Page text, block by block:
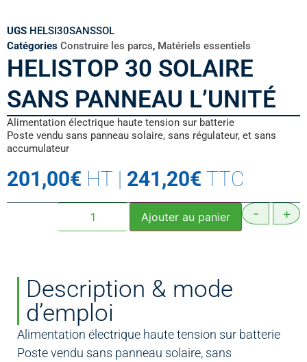
UGS HELSI30SANSSOL
Catégories Construire les parcs, Matériels essentiels
HELISTOP 30 SOLAIRE
SANS PANNEAU L’UNITÉ
Alimentation électrique haute tension sur batterie
Poste vendu sans panneau solaire, sans régulateur, et sans
accumulateur
201,00€ HT | 241,20€ TTC
- +
Ajouter au panier
Description & mode
d’emploi
Alimentation électrique haute tension sur batterie
Poste vendu sans panneau solaire, sans